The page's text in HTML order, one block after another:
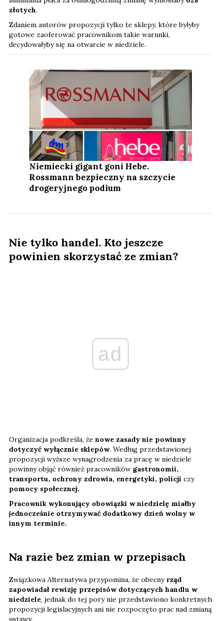
złotych.
Zdaniem autorów propozycji tylko te sklepy, które byłyby
gotowe zaoferować pracownikom takie warunki,
decydowałyby się na otwarcie w niedziele.
Niemiecki gigant goni Hebe.
Rossmann bezpieczny na szczycie
drogeryjnego podium
Nie tylko handel. Kto jeszcze
powinien skorzystać ze zmian?
ad
Organizacja podkreśla, że nowe zasady nie powinny
dotyczyć wyłącznie sklepów. Według przedstawionej
propozycji wyższe wynagrodzenia za pracę w niedziele
powinny objąć również pracowników gastronomii,
transportu, ochrony zdrowia, energetyki, policji czy
pomocy społecznej.
Pracownik wykonujący obowiązki w niedzielę miałby
jednocześnie otrzymywać dodatkowy dzień wolny w
innym terminie.
Na razie bez zmian w przepisach
Związkowa Alternatywa przypomina, że obecny rząd
zapowiadał rewizję przepisów dotyczących handlu w
niedziele, jednak do tej pory nie przedstawiono konkretnych
propozycji legislacyjnych ani nie rozpoczęto prac nad zmianą
ustawy.